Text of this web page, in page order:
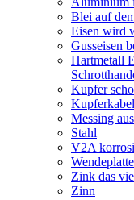
Blei auf
Eisen wird
Gusseisen
Hartmetall
Kupfer
Messing
Stahl
V2A
Zink das
Zinn